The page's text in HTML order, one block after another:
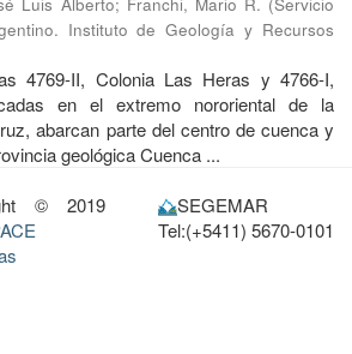
Instituto de Geología y Recursos
4769-II, Colonia Las Heras y 4766-I,
en el extremo nororiental de la
abarcan parte del centro de cuenca y
geológica Cuenca ...
© 2019
SEGEMAR
Tel:(+5411) 5670-0101